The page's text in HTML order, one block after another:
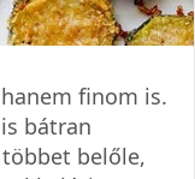
finom is.
bátran
belőle,